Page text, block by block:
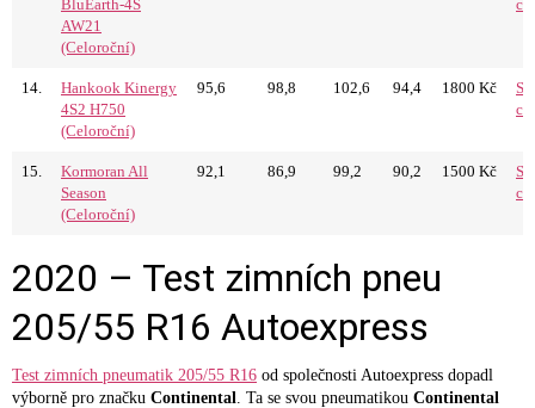
BluEarth-4S
AW21
(Celoroční)
14.
Hankook Kinergy
4S2 H750
(Celoroční)
95,6 98,8 102,6 94,4 1800 Kč
15.
Kormoran All
Season
(Celoroční)
92,1 86,9 99,2 90,2 1500 Kč
2020 – Test zimních pneu
205/55 R16 Autoexpress
Test zimních pneumatik 205/55 R16 od společnosti Autoexpress dopadl
výborně pro značku Continental . Ta se svou pneumatikou Continental